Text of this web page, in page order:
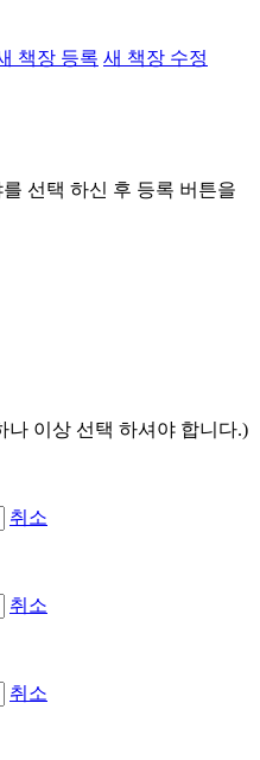
책장 등록 새 책장 수정
선택 하신 후 등록 버튼을
나 이상 선택 하셔야 합니다.)
취소
취소
취소